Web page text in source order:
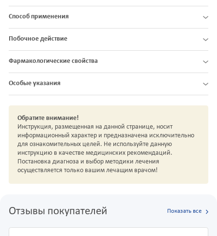
Способ применения
Побочное действие
Фармакологические свойства
Особые указания
Обратите внимание!
Инструкция, размещенная на данной странице, носит
информационный характер и предназначена исключительно
для ознакомительных целей. Не используйте данную
инструкцию в качестве медицинских рекомендаций.
Постановка диагноза и выбор методики лечения
осуществляется только вашим лечащим врачом!
Отзывы покупателей Показать все